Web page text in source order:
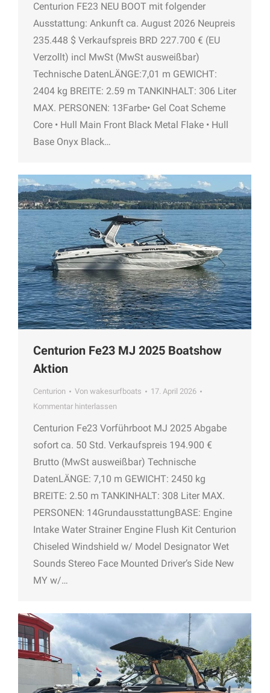
Centurion FE23 NEU BOOT mit folgender
Ausstattung: Ankunft ca. August 2026 Neupreis
235.448 $ Verkaufspreis BRD 227.700 € (EU
Verzollt) incl MwSt (MwSt ausweißbar)
Technische DatenLÄNGE:7,01 m GEWICHT:
2404 kg BREITE: 2.59 m TANKINHALT: 306 Liter
MAX. PERSONEN: 13Farbe• Gel Coat Scheme
Core • Hull Main Front Black Metal Flake • Hull
Base Onyx Black…
Centurion Fe23 MJ 2025 Boatshow
Aktion
Centurion Von wakesurfboats
17. April 2026
Kommentar hinterlassen
Centurion Fe23 Vorführboot MJ 2025 Abgabe
sofort ca. 50 Std. Verkaufspreis 194.900 €
Brutto (MwSt ausweißbar) Technische
DatenLÄNGE: 7,10 m GEWICHT: 2450 kg
BREITE: 2.50 m TANKINHALT: 308 Liter MAX.
PERSONEN: 14GrundausstattungBASE: Engine
Intake Water Strainer Engine Flush Kit Centurion
Chiseled Windshield w/ Model Designator Wet
Sounds Stereo Face Mounted Driver’s Side New
MY w/…